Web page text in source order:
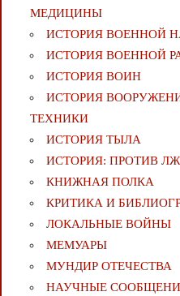
МЕДИЦИНЫ
ИСТОРИЯ ВОЕННОЙ
ИСТОРИЯ ВОЕННОЙ
ИСТОРИЯ ВОИН
ИСТОРИЯ
ТЕХНИКИ
ИСТОРИЯ ТЫЛА
ИСТОРИЯ: ПРОТИВ
КНИЖНАЯ ПОЛКА
КРИТИКА И
ЛОКАЛЬНЫЕ ВОЙНЫ
МЕМУАРЫ
МУНДИР ОТЕЧЕСТВА
НАУЧНЫЕ